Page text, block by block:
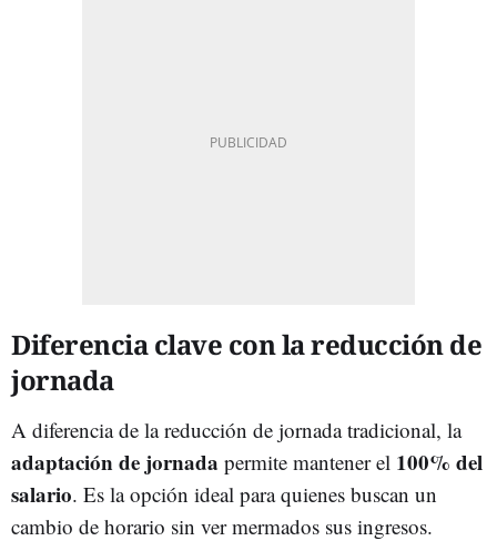
Diferencia clave con la reducción de
jornada
A diferencia de la reducción de jornada tradicional, la
adaptación de jornada permite mantener el 100% del
salario. Es la opción ideal para quienes buscan un
cambio de horario sin ver mermados sus ingresos.